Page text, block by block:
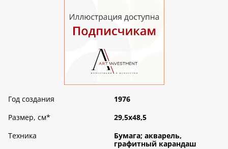
Год создания
1976
Размер, см*
29,5х48,5
Техника
Бумага; акварель,
графитный карандаш